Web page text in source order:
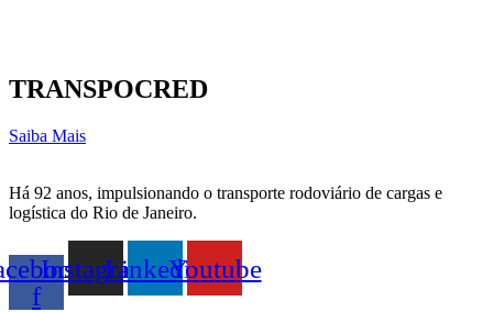
TRANSPOCRED
Saiba Mais
Há 92 anos, impulsionando o transporte rodoviário de cargas e
logística do Rio de Janeiro.
f
InstagramLinkedinYoutube